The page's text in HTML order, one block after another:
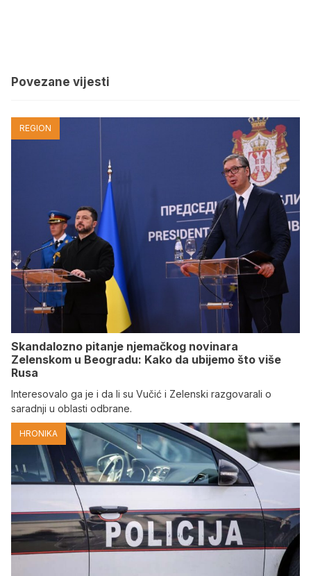
Povezane vijesti
REGION
Skandalozno pitanje njemačkog novinara
Zelenskom u Beogradu: Kako da ubijemo što više
Rusa
Interesovalo ga je i da li su Vučić i Zelenski razgovarali o
saradnji u oblasti odbrane.
HRONIKA